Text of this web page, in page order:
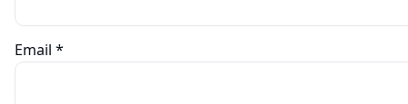
Email *